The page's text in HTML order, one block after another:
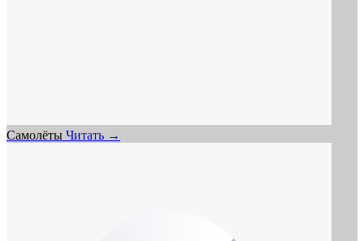
Самолёты Читать →